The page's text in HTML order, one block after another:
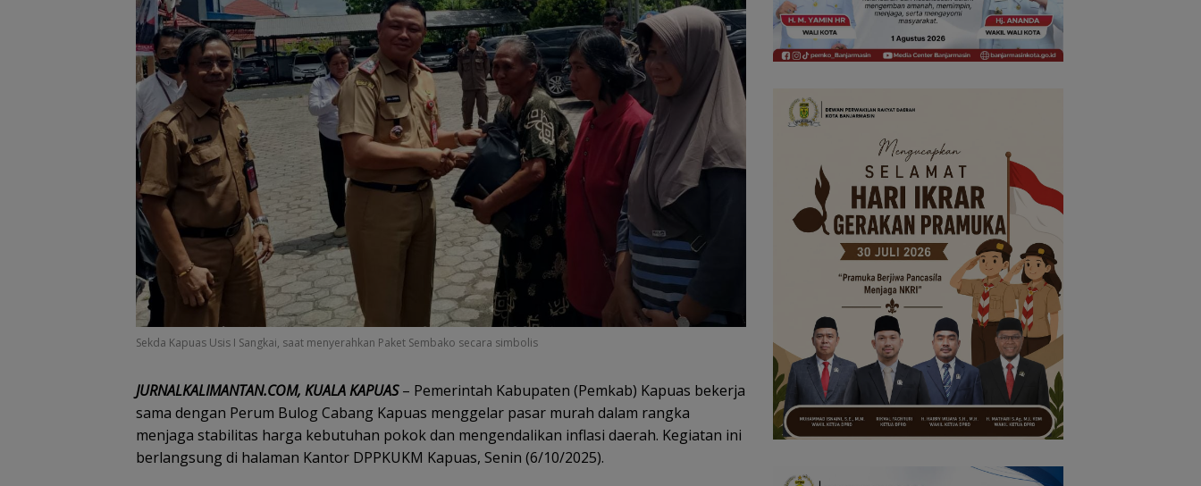
Sekda Kapuas Usis I Sangkai, saat menyerahkan Paket Sembako secara simbolis
JURNALKALIMANTAN.COM, KUALA KAPUAS – Pemerintah Kabupaten (Pemkab) Kapuas bekerja
sama dengan Perum Bulog Cabang Kapuas menggelar pasar murah dalam rangka
menjaga stabilitas harga kebutuhan pokok dan mengendalikan inflasi daerah. Kegiatan ini
berlangsung di halaman Kantor DPPKUKM Kapuas, Senin (6/10/2025).